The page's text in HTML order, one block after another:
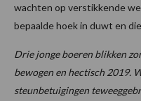
wachten op verstikkende
bepaalde hoek in duwt en
Drie jonge boeren blikken
bewogen en hectisch 2019.
steunbetuigingen